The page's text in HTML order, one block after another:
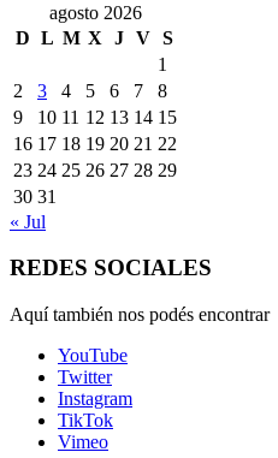
agosto 2026
D L M X J V S
1
2
3 4 5 6 7
8
9
10 11 12 13 14 15
16 17 18 19 20 21 22
23 24 25 26 27 28 29
30 31
« Jul
REDES SOCIALES
Aquí también nos podés encontrar
YouTube
Twitter
Instagram
TikTok
Vimeo